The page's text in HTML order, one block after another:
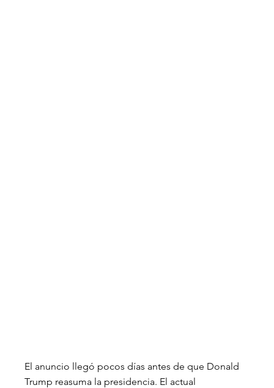
El anuncio llegó pocos días antes de que Donald
Trump reasuma la presidencia. El actual